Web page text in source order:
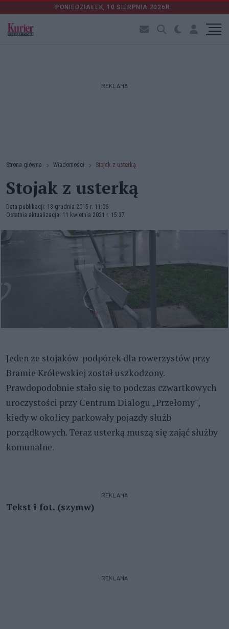
PONIEDZIAŁEK, 10 SIERPNIA 2026R.
REKLAMA
Strona główna Wiadomości Stojak z usterką
Stojak z usterką
Data publikacji: 18 grudnia 2015 r. 11:06
Ostatnia aktualizacja: 11 kwietnia 2021 r. 15:37
Jeden ze stojaków-podpórek dla rowerzystów przy
Bramie Królewskiej został uszkodzony.
Prawdopodobnie stało się to podczas czwartkowych
uroczystości przy Centrum Dialogu „Przełomy",
kiedy w okolicy parkowały pojazdy służb
porządkowych. Teraz usterką muszą się zająć służby
komunalne.
REKLAMA
Tekst i fot. (szymw)
REKLAMA